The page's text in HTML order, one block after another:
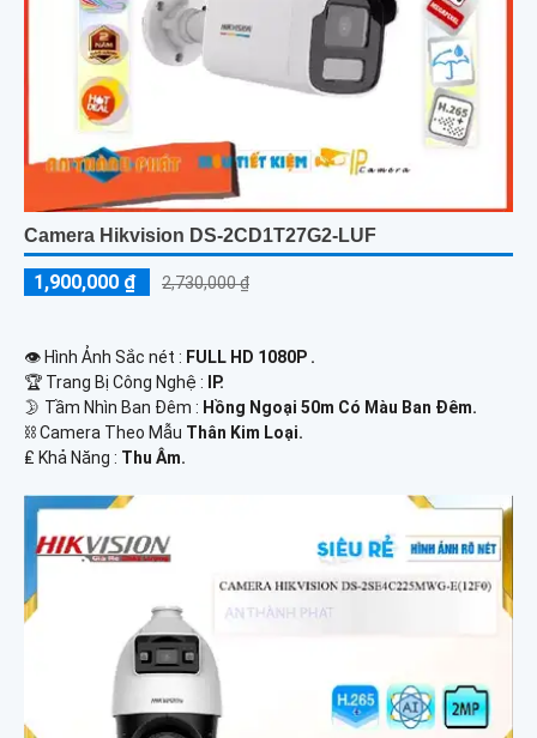
Camera Hikvision DS-2CD1T27G2-LUF
1,900,000 ₫ 2,730,000 ₫
👁 Hình Ảnh Sắc nét : FULL HD 1080P .
🏆 Trang Bị Công Nghệ :
IP.
🌛 Tầm Nhìn Ban Đêm : Hồng Ngoại 50m Có Màu Ban Đêm.
⛓ Camera Theo Mẫu Thân Kim Loại.
️₤ Khả Năng : Thu Âm.